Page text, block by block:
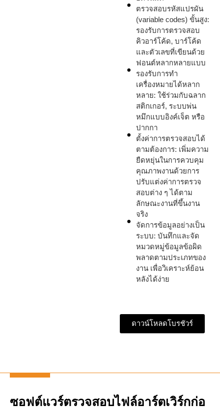
ตรวจสอบรหัสแปรผัน
(variable codes) ขั้นสูง:
รองรับการตรวจสอบ
คิวอาร์โค้ด, บาร์โค้ด
และตัวเลขที่เขียนด้วย
ฟอนต์หลากหลายแบบ
รองรับการทำ
เครื่องหมายได้หลาก
หลาย: ใช้ร่วมกับฉลาก
สติกเกอร์, ระบบพ่น
หมึกแบบอิงค์เจ็ต หรือ
ปากกา
ตั้งค่าการตรวจสอบได้
ตามต้องการ: เพิ่มความ
ยืดหยุ่นในการควบคุม
คุณภาพงานด้วยการ
ปรับแต่งค่าการตรวจ
สอบต่าง ๆ ได้ตาม
ลักษณะงานที่ขึ้นงาน
จริง
จัดการข้อมูลอย่างเป็น
ระบบ: บันทึกและจัด
หมวดหมู่ข้อมูลข้อผิด
พลาดตามประเภทของ
งาน เพื่อวิเคราะห์ย้อน
หลังได้ง่าย
ดาวน์โหลดโบรชัวร์
ซอฟต์แวร์ตรวจสอบไฟล์อาร์ตเวิร์กก่อ